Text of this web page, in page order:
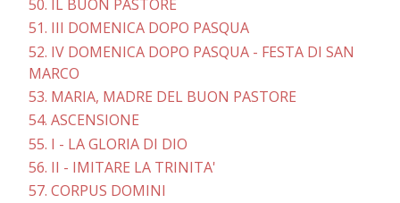
50. IL BUON PASTORE
51. III DOMENICA DOPO PASQUA
52. IV DOMENICA DOPO PASQUA - FESTA DI SAN
MARCO
53. MARIA, MADRE DEL BUON PASTORE
54. ASCENSIONE
55. I - LA GLORIA DI DIO
56. II - IMITARE LA TRINITA'
57. CORPUS DOMINI